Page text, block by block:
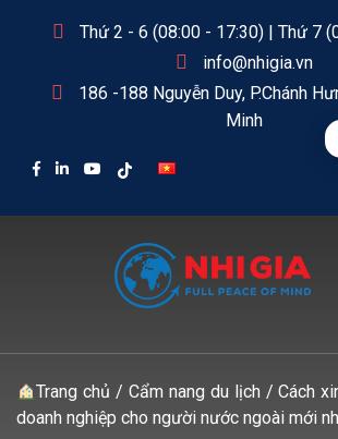
Thứ 2 - 6 (08:00 - 17:30) | Thứ 7
info@nhigia.vn
186 -188 Nguyễn Duy, P.Chánh
Minh
Trang chủ / Cẩm nang du lịch/Cách
doanh nghiệp cho người nước ngoài mới